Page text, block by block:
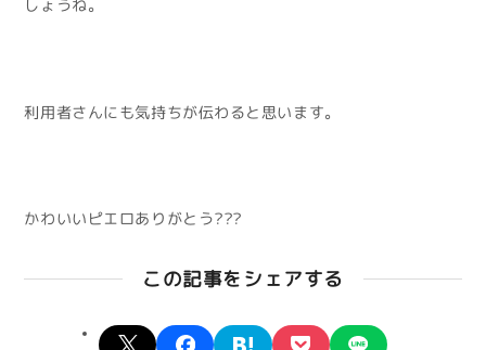
しょうね。
利用者さんにも気持ちが伝わると思います。
かわいいピエロありがとう???
この記事をシェアする
X facebookhatena pocket